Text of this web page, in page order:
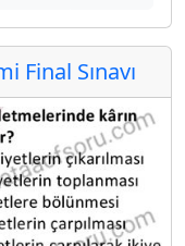
Final Sınavı